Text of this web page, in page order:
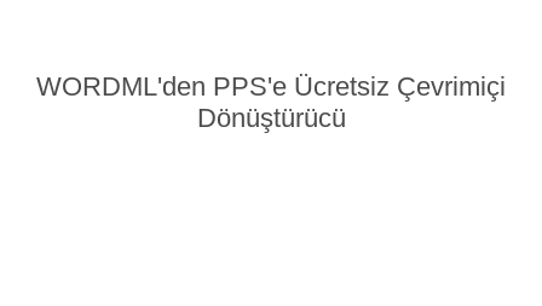
WORDML'den PPS'e Ücretsiz Çevrimiçi
Dönüştürücü